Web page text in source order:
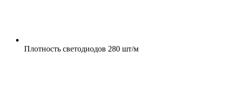
Плотность светодиодов 280 шт/м